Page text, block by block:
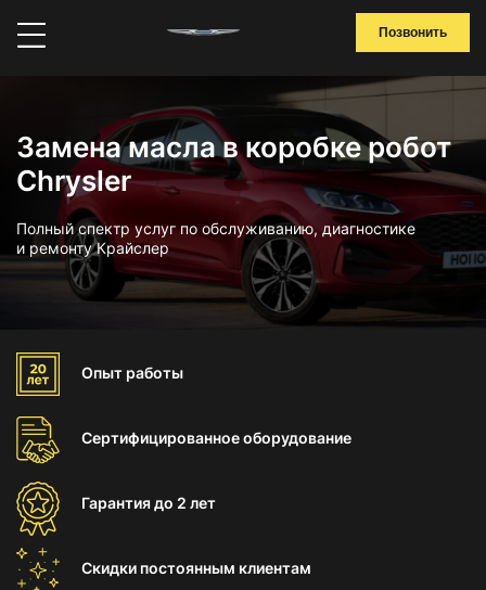
Позвонить
Замена масла в коробке робот
Chrysler
Полный спектр услуг по обслуживанию, диагностике
и ремонту Крайслер
Опыт работы
Сертифицированноеоборудование
Гарантиядо 2 лет
Скидки постоянным клиентам